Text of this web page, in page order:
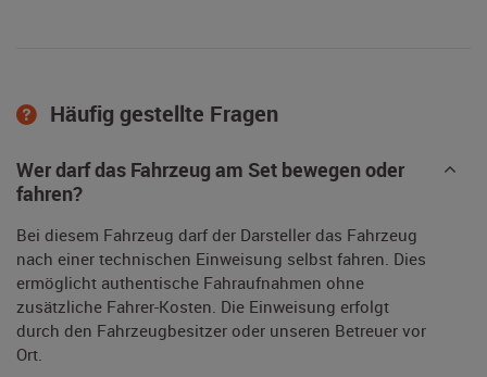
Häufig gestellte Fragen
Wer darf das Fahrzeug am Set bewegen oder
fahren?
Bei diesem Fahrzeug darf der Darsteller das Fahrzeug
nach einer technischen Einweisung selbst fahren. Dies
ermöglicht authentische Fahraufnahmen ohne
zusätzliche Fahrer-Kosten. Die Einweisung erfolgt
durch den Fahrzeugbesitzer oder unseren Betreuer vor
Ort.